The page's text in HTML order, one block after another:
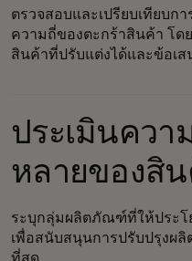
ตรวจสอบและเปรียบเทียบก
ความถี่ของตะกร้าสินค้า โด
สินค้าที่ปรับแต่งได้และข้อเ
ประเมินควา
หลายของสิ
ระบุกลุ่มผลิตภัณฑ์ที่ให้ประ
เพื่อสนับสนุนการปรับปรุงผ